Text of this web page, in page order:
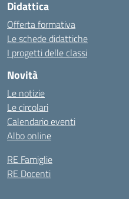
Didattica
Offerta formativa
Le schede didattiche
I progetti delle classi
Novità
Le notizie
Le circolari
Calendario eventi
Albo online
RE Famiglie
RE Docenti